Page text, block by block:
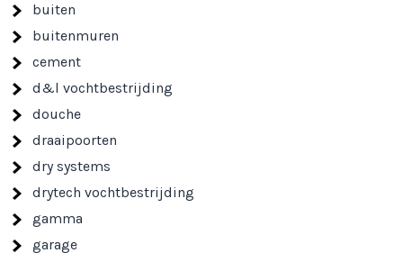
buiten
buitenmuren
cement
d&l vochtbestrijding
douche
draaipoorten
dry systems
drytech vochtbestrijding
gamma
garage